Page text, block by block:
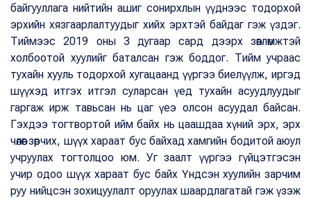
байгууллага нийтийн ашиг сонирхлын үүднээс тодорхой
эрхийн хязгаарлалтуудыг хийх эрхтэй байдаг гэж үздэг.
Тиймээс 2019 оны 3 дугаар сард дээрх зөвлөмжтэй
холбоотой хуулийг баталсан гэж боддог. Тийм учраас
тухайн хууль тодорхой хугацаанд үүргээ биелүүлж, иргэд
шүүхэд итгэх итгэл суларсан үед тухайн асуудлуудыг
гаргаж ирж тавьсан нь цаг үеэ олсон асуудал байсан.
Гэхдээ тогтвортой ийм байх нь цаашдаа хүний эрх, эрх
чөлөөг зөрчих, шүүх хараат бус байхад хамгийн бодитой аюул
учруулах тогтолцоо юм. Уг заалт үүргээ гүйцэтгэсэн
учир одоо шүүх хараат бус байх Үндсэн хуулийн зарчим
руу нийцсэн зохицуулалт оруулах шаардлагатай гэж үзэж